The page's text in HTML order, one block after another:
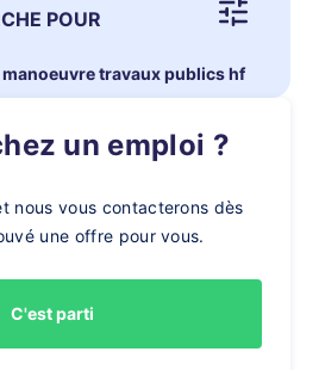
POUR
manoeuvre travaux publics hf
un emploi ?
nous vous contacterons dès
une offre pour vous.
C'est parti